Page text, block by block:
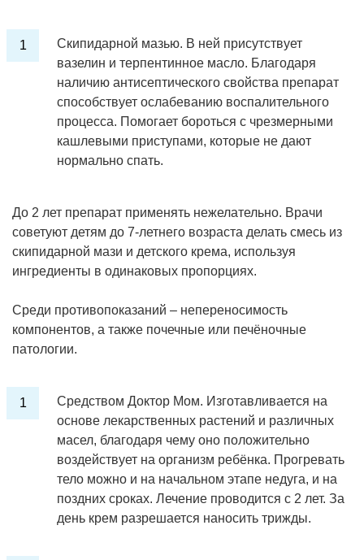
Скипидарной мазью. В ней присутствует
вазелин и терпентинное масло. Благодаря
наличию антисептического свойства препарат
способствует ослабеванию воспалительного
процесса. Помогает бороться с чрезмерными
кашлевыми приступами, которые не дают
нормально спать.
До 2 лет препарат применять нежелательно. Врачи
советуют детям до 7-летнего возраста делать смесь из
скипидарной мази и детского крема, используя
ингредиенты в одинаковых пропорциях.
Среди противопоказаний – непереносимость
компонентов, а также почечные или печёночные
патологии.
Средством Доктор Мом. Изготавливается на
основе лекарственных растений и различных
масел, благодаря чему оно положительно
воздействует на организм ребёнка. Прогревать
тело можно и на начальном этапе недуга, и на
поздних сроках. Лечение проводится с 2 лет. За
день крем разрешается наносить трижды.